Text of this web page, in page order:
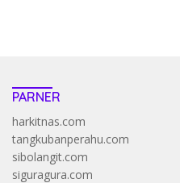
PARNER
harkitnas.com
tangkubanperahu.com
sibolangit.com
siguragura.com